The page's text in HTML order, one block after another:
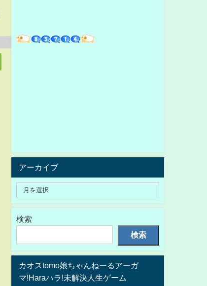
アーカイブ
検索
検索
カオスtomo娘ちゃんねーるアーガ
マ!Haraハラ!未解決人生ゲーム